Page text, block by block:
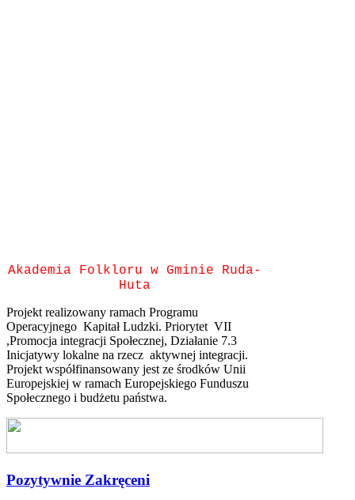
Akademia Folkloru w Gminie Ruda-
Huta
Projekt realizowany ramach Programu
Operacyjnego Kapitał Ludzki. Priorytet VII
,Promocja integracji Społecznej, Działanie 7.3
Inicjatywy lokalne na rzecz aktywnej integracji.
Projekt współfinansowany jest ze środków Unii
Europejskiej w ramach Europejskiego Funduszu
Społecznego i budżetu państwa.
Pozytywnie Zakręceni